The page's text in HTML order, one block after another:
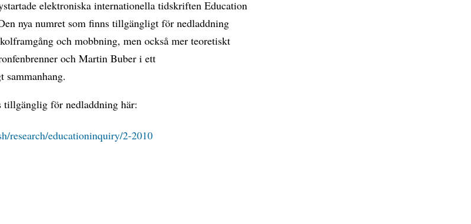
elektroniska internationella tidskriften Education
nya numret som finns tillgängligt för nedladdning
och mobbning, men också mer teoretiskt
och Martin Buber i ett
sammanhang.
för nedladdning här:
research/educationinquiry/2-2010